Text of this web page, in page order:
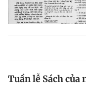
Tuần lễ Sách của